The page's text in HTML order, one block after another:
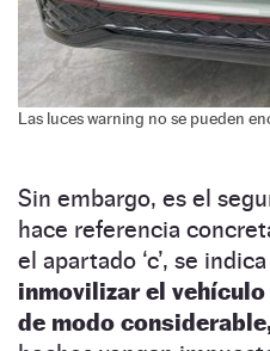
Las luces warning no se pueden
Sin embargo, es el
hace referencia
el apartado ‘c’, se
inmovilizar el
de modo